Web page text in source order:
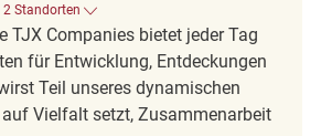
Standorten
TJX Companies bietet jeder Tag
für Entwicklung, Entdeckungen
Teil unseres dynamischen
Vielfalt setzt, Zusammenarbeit